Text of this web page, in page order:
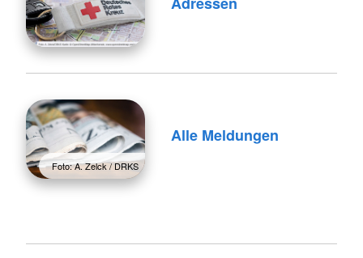
Foto: A. Zelck / DRKS
Alle Meldungen